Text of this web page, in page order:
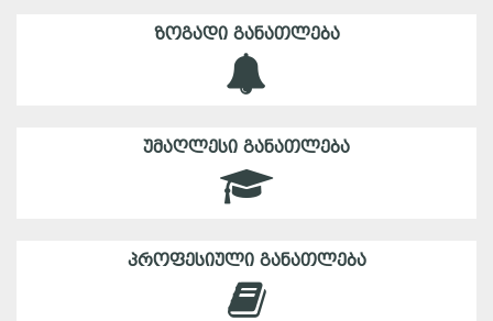
ᲖᲝᲒᲐᲓᲘ ᲒᲐᲜᲐᲗᲚᲔᲑᲐ
ᲣᲛᲐᲦᲚᲔᲡᲘ ᲒᲐᲜᲐᲗᲚᲔᲑᲐ
ᲞᲠᲝᲤᲔᲡᲘᲣᲚᲘ ᲒᲐᲜᲐᲗᲚᲔᲑᲐ